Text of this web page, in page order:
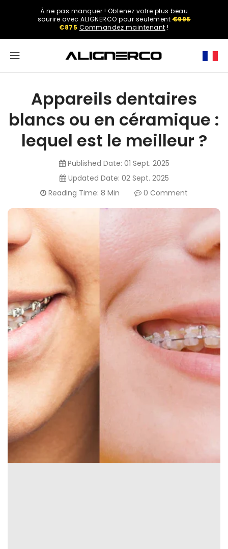
À ne pas manquer ! Obtenez votre plus beau
sourire avec ALIGNERCO pour seulement€995
€875 Commandez maintenant !
Select
region.
United
States
Spanish
Canada
Europe
Italy
Portugal
Portuguese
Spain
Appareils dentaires
blancs ou en céramique :
lequel est le meilleur ?
Published Date: 01 Sept. 2025
Updated Date: 02 Sept. 2025
Reading Time: 8 Min
0 Comment